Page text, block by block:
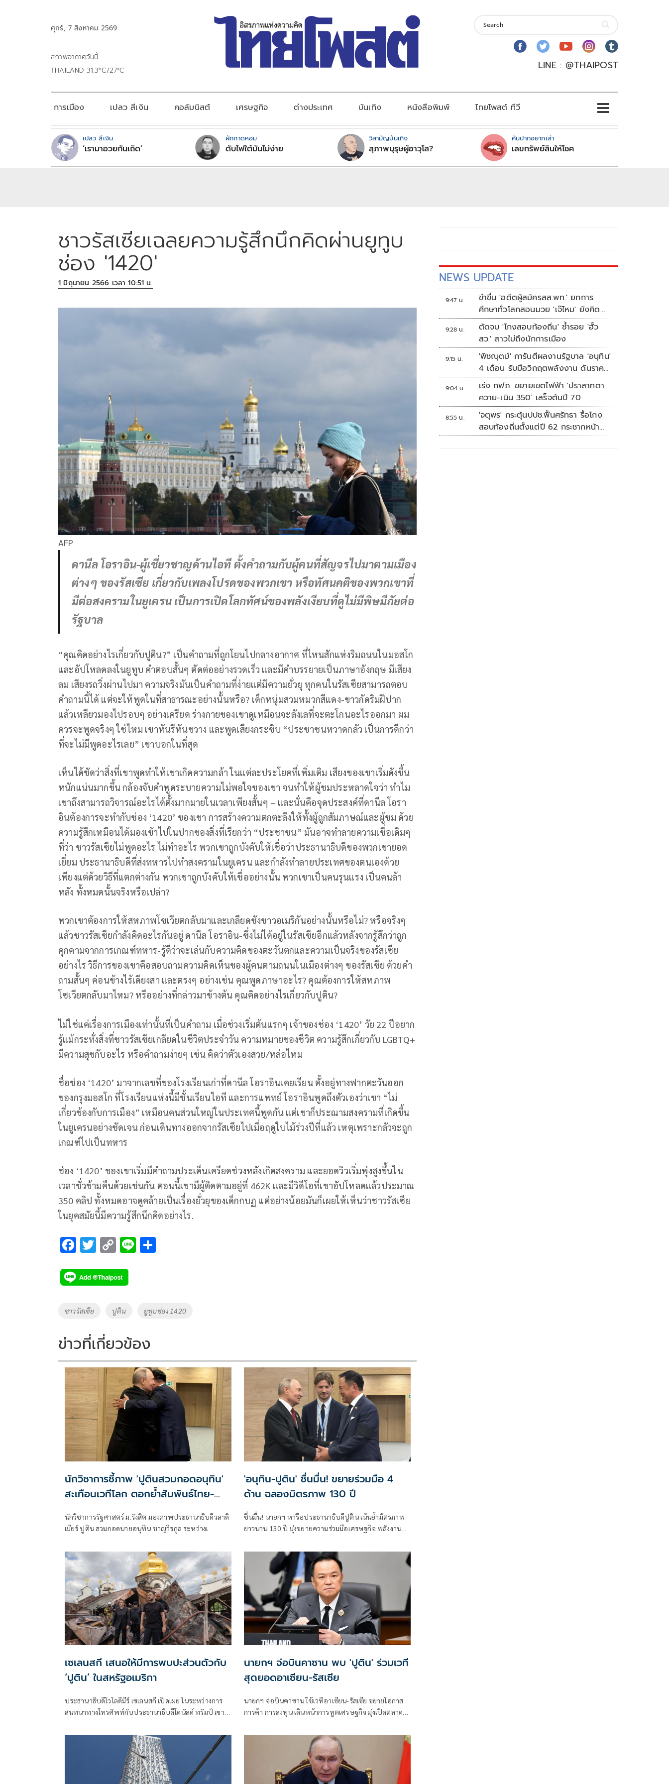
ศุกร์, 7 สิงหาคม 2569
สภาพอากาศวันนี้
THAILAND 31.3°C/27°C
LINE : @THAIPOST
การเมือง เปลว สีเงิน คอลัมนิสต์ เศรษฐกิจ ต่างประเทศ บันเทิง หนังสือพิมพ์ ไทยโพสต์ ทีวี
เปลว สีเงิน
‘เรามาอวยกันเถิด’
ผักกาดหอม
ดับไฟใต้มันไม่ง่าย
วิสามัญบันเทิง
สุภาพบุรุษผู้อาวุโส?
คันปากอยากเล่า
เลขทรัพย์สินให้โชค
ชาวรัสเซียเฉลยความรู้สึกนึกคิดผ่านยูทูบ
ช่อง '1420'
1 มิถุนายน 2566 เวลา 10:51 น.
AFP
ดานีล โอราอิน-ผู้เชี่ยวชาญด้านไอที ตั้งคำถามกับผู้คนที่สัญจรไปมาตามเมือง
ต่างๆ ของรัสเซีย เกี่ยวกับเพลงโปรดของพวกเขา หรือทัศนคติของพวกเขาที่
มีต่อสงครามในยูเครน เป็นการเปิดโลกทัศน์ของพลังเงียบที่ดูไม่มีพิษมีภัยต่อ
รัฐบาล
“คุณคิดอย่างไรเกี่ยวกับปูติน?” เป็นคำถามที่ถูกโยนไปกลางอากาศ ที่ไหนสักแห่งริมถนนในมอสโก
และอัปโหลดลงในยูทูบ คำตอบสั้นๆ ตัดต่ออย่างรวดเร็ว และมีคำบรรยายเป็นภาษาอังกฤษ มีเสียง
ลม เสียงรถวิ่งผ่านไปมา ความจริงมันเป็นคำถามที่ง่ายแต่มีความยั่วยุ ทุกคนในรัสเซียสามารถตอบ
คำถามนี้ได้ แต่จะให้พูดในที่สาธารณะอย่างนั้นหรือ? เด็กหนุ่มสวมหมวกสีแดง-ขาวกัดริมฝีปาก
แล้วเหลียวมองไปรอบๆ อย่างเครียด ร่างกายของเขาดูเหมือนจะลังเลที่จะตะโกนอะไรออกมา ผม
ควรจะพูดจริงๆ ใช่ไหม เขาหันรีหันขวาง และพูดเสียงกระซิบ “ประชาชนหวาดกลัว เป็นการดีกว่า
ที่จะไม่มีพูดอะไรเลย” เขาบอกในที่สุด
เห็นได้ชัดว่าสิ่งที่เขาพูดทำให้เขาเกิดความกล้า ในแต่ละประโยคที่เพิ่มเติม เสียงของเขาเริ่มดังขึ้น
หนักแน่นมากขึ้น กล้องจับคำพูดระบายความไม่พอใจของเขา จนทำให้ผู้ชมประหลาดใจว่า ทำไม
เขาถึงสามารถวิจารณ์อะไรได้ตั้งมากมายในเวลาเพียงสั้นๆ – และนั่นคือจุดประสงค์ที่ดานีล โอรา
อินต้องการจะทำกับช่อง ‘1420’ ของเขา การสร้างความตกตะลึงให้ทั้งผู้ถูกสัมภาษณ์และผู้ชม ด้วย
ความรู้สึกเหมือนได้มองเข้าไปในปากของสิ่งที่เรียกว่า “ประชาชน” มันอาจทำลายความเชื่อเดิมๆ
ที่ว่า ชาวรัสเซียไม่พูดอะไร ไม่ทำอะไร พวกเขาถูกบังคับให้เชื่อว่าประธานาธิบดีของพวกเขายอด
เยี่ยม ประธานาธิบดีที่ส่งทหารไปทำสงครามในยูเครน และกำลังทำลายประเทศของตนเองด้วย
เพียงแต่ด้วยวิธีที่แตกต่างกัน พวกเขาถูกบังคับให้เชื่ออย่างนั้น พวกเขาเป็นคนรุนแรง เป็นคนล้า
หลัง ทั้งหมดนั้นจริงหรือเปล่า?
พวกเขาต้องการให้สหภาพโซเวียตกลับมาและเกลียดชังชาวอเมริกันอย่างนั้นหรือไม่? หรือจริงๆ
แล้วชาวรัสเซียกำลังคิดอะไรกันอยู่ ดานีล โอราอิน-ซึ่งไม่ได้อยู่ในรัสเซียอีกแล้วหลังจากรู้สึกว่าถูก
คุกคามจากการเกณฑ์ทหาร-รู้ดีว่าจะเล่นกับความคิดของตะวันตกและความเป็นจริงของรัสเซีย
อย่างไร วิธีการของเขาคือสอบถามความคิดเห็นของผู้คนตามถนนในเมืองต่างๆ ของรัสเซีย ด้วยคำ
ถามสั้นๆ ค่อนข้างไร้เดียงสา และตรงๆ อย่างเช่น คุณพูดภาษาอะไร? คุณต้องการให้สหภาพ
โซเวียตกลับมาไหม? หรืออย่างที่กล่าวมาข้างต้น คุณคิดอย่างไรเกี่ยวกับปูติน?
ไม่ใช่แค่เรื่องการเมืองเท่านั้นที่เป็นคำถาม เมื่อช่วงเริ่มต้นแรกๆ เจ้าของช่อง ‘1420’ วัย 22 ปีอยาก
รู้แม้กระทั่งสิ่งที่ชาวรัสเซียเกลียดในชีวิตประจำวัน ความหมายของชีวิต ความรู้สึกเกี่ยวกับ LGBTQ+
มีความสุขกับอะไร หรือคำถามง่ายๆ เช่น คิดว่าตัวเองสวย/หล่อไหม
ชื่อช่อง ‘1420’ มาจากเลขที่ของโรงเรียนเก่าที่ดานีล โอราอินเคยเรียน ตั้งอยู่ทางฟากตะวันออก
ของกรุงมอสโก ที่โรงเรียนแห่งนี้มีชั้นเรียนไอที และการแพทย์ โอราอินพูดถึงตัวเองว่าเขา “ไม่
เกี่ยวข้องกับการเมือง” เหมือนคนส่วนใหญ่ในประเทศนี้พูดกัน แต่เขาก็ประณามสงครามที่เกิดขึ้น
ในยูเครนอย่างชัดเจน ก่อนเดินทางออกจากรัสเซียไปเมื่อฤดูใบไม้ร่วงปีที่แล้ว เหตุเพราะกลัวจะถูก
เกณฑ์ไปเป็นทหาร
ช่อง ‘1420’ ของเขาเริ่มมีคำถามประเด็นเครียดช่วงหลังเกิดสงคราม และยอดวิวเริ่มพุ่งสูงขึ้นใน
เวลาชั่วข้ามคืนด้วยเช่นกัน ตอนนี้เขามีผู้ติดตามอยู่ที่ 462K และมีวิดีโอที่เขาอัปโหลดแล้วประมาณ
350 คลิป ทั้งหมดอาจดูคล้ายเป็นเรื่องยั่วยุของเด็กกบฏ แต่อย่างน้อยมันก็เผยให้เห็นว่าชาวรัสเซีย
ในยุคสมัยนี้มีความรู้สึกนึกคิดอย่างไร.
F
e
b
o
k
T
tt
er
C
p
y
Li
k
Li
Tags
ชาวรัสเซีย ปูติน ยูทูบช่อง 1420
ข่าวที่เกี่ยวข้อง
นักวิชาการชี้ภาพ 'ปูตินสวมกอดอนุทิน'
สะเทือนเวทีโลก ตอกย้ำสัมพันธ์ไทย-
นักวิชาการรัฐศาสตร์ ม.รังสิต มองภาพประธานาธิบดีวลาดิ
เมียร์ ปูติน สวมกอดนายอนุทิน ชาญวีรกูล ระหว่างเ
'อนุทิน-ปูติน' ชื่นมื่น! ขยายร่วมมือ 4
ด้าน ฉลองมิตรภาพ 130 ปี
ชื่นมื่น! นายกฯ หารือประธานาธิบดีปูติน เน้นย้ำมิตรภาพ
ยาวนาน 130 ปี มุ่งขยายความร่วมมือเศรษฐกิจ พลังงาน
เซเลนสกี เสนอให้มีการพบปะส่วนตัวกับ
‘ปูติน’ ในสหรัฐอเมริกา
ประธานาธิบดีโวโลดีมีร์ เซเลนสกี เปิดเผย ในระหว่างการ
สนทนาทางโทรศัพท์กับประธานาธิบดีโดนัลด์ ทรัมป์ เขา
เจรจาที่สหรัฐอเมริกา
นายกฯ จ่อบินคาซาน พบ 'ปูติน' ร่วมเวที
สุดยอดอาเซียน-รัสเซีย
นายกฯ จ่อบินคาซาน ใช้เวทีอาเซียน-รัสเซีย ขยายโอกาส
การค้า การลงทุน เดินหน้าการทูตเศรษฐกิจ มุ่งเปิดตลาด
NEWS UPDATE
9:47 น.
ขำขื่น 'อดีตผู้สมัครสส.พท.' ยกการ
ศึกษาทั่วโลกสอนมวย 'เจ๊ไหม' ยังคิด
แบบระบบราชการเดิม
9:28 น.
ตัดจบ 'โกงสอบท้องถิ่น' ซ้ำรอย 'ฮั้ว
สว.' สาวไม่ถึงนักการเมือง
9:15 น.
'พิชญุตม์' การันตีผลงานรัฐบาล 'อนุทิน'
4 เดือน รับมือวิกฤตพลังงาน ดันราคา
ข้าว-ยาง-ปาล์ม พุ่งต่อเนื่อง พร้อมอัด
มาตรการช่วยลดต้นทุน-ขยายตลาดโลก
9:04 น.
เร่ง กฟภ. ขยายเขตไฟฟ้า 'ปราสาทตา
ควาย-เนิน 350' เสร็จต้นปี 70
8:55 น.
'จตุพร' กระตุ้นปปช.ฟื้นศรัทธา รื้อโกง
สอบท้องถิ่นตั้งแต่ปี 62 กระชากหน้า
ลงโทษให้เข็ดหลาบ